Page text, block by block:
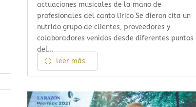
actuaciones musicales de la mano de
profesionales del canto lírico Se dieron cita un
nutrido grupo de clientes, proveedores y
colaboradores venidos desde diferentes puntos
del...
leer más